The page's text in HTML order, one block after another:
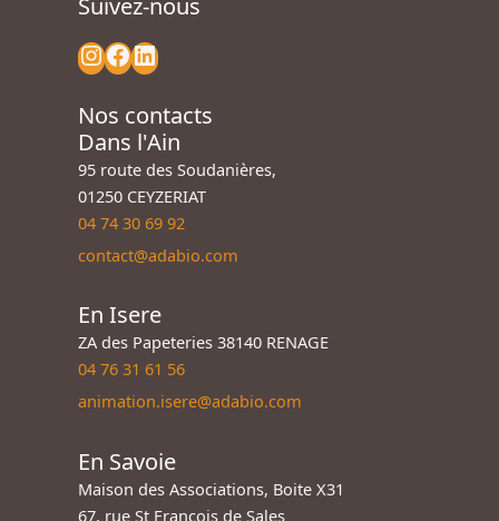
Nos contacts
Dans l'Ain
95 route des Soudanières,
01250 CEYZERIAT
04 74 30 69 92
contact@adabio.com
En Isere
ZA des Papeteries 38140 RENAGE
04 76 31 61 56
animation.isere@adabio.com
En Savoie
Maison des Associations, Boite X31
67, rue St François de Sales